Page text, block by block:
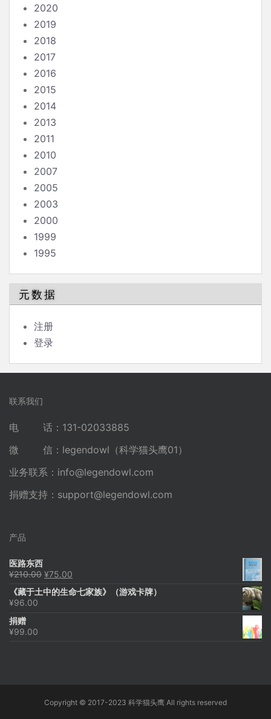
2020
2019
2018
2017
2016
2015
2014
2013
2011
2010
2007
2005
2003
2000
1999
1995
元数据
注册
登录
联系我们
电 话：131-02033885
微 信：legendowl（科学猫头鹰01）
业务联系： info@legendowl.com
捐赠支持： support@legendowl.com
产品
医路东西
¥210.00 原
为：
¥75.00
价
《藏于土中的生命七家族》（游戏卡牌）
¥96.00
捐赠
¥99.00
Copyright © 2017-2023 科学猫头鹰 All rights reserved